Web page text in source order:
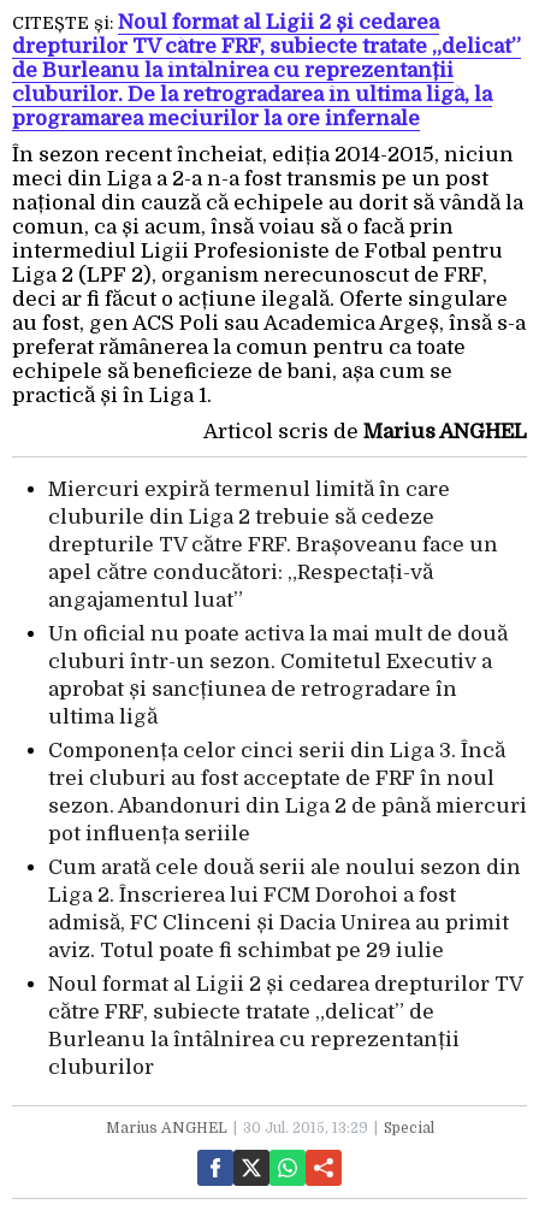
CITEȘTE și: Noul format al Ligii 2 și cedarea
drepturilor TV către FRF, subiecte tratate „delicat”
de Burleanu la întâlnirea cu reprezentanții
cluburilor. De la retrogradarea în ultima ligă, la
programarea meciurilor la ore infernale
În sezon recent încheiat, ediția 2014-2015, niciun
meci din Liga a 2-a n-a fost transmis pe un post
național din cauză că echipele au dorit să vândă la
comun, ca și acum, însă voiau să o facă prin
intermediul Ligii Profesioniste de Fotbal pentru
Liga 2 (LPF 2), organism nerecunoscut de FRF,
deci ar fi făcut o acțiune ilegală. Oferte singulare
au fost, gen ACS Poli sau Academica Argeș, însă s-a
preferat rămânerea la comun pentru ca toate
echipele să beneficieze de bani, așa cum se
practică și în Liga 1.
Articol scris de Marius ANGHEL
Miercuri expiră termenul limită în care
cluburile din Liga 2 trebuie să cedeze
drepturile TV către FRF. Brașoveanu face un
apel către conducători: „Respectați-vă
angajamentul luat”
Un oficial nu poate activa la mai mult de două
cluburi într-un sezon. Comitetul Executiv a
aprobat și sancțiunea de retrogradare în
ultima ligă
Componența celor cinci serii din Liga 3. Încă
trei cluburi au fost acceptate de FRF în noul
sezon. Abandonuri din Liga 2 de până miercuri
pot influența seriile
Cum arată cele două serii ale noului sezon din
Liga 2. Înscrierea lui FCM Dorohoi a fost
admisă, FC Clinceni și Dacia Unirea au primit
aviz. Totul poate fi schimbat pe 29 iulie
Noul format al Ligii 2 și cedarea drepturilor TV
către FRF, subiecte tratate „delicat” de
Burleanu la întâlnirea cu reprezentanții
cluburilor
Marius ANGHEL 30 Jul. 2015, 13:29 Special